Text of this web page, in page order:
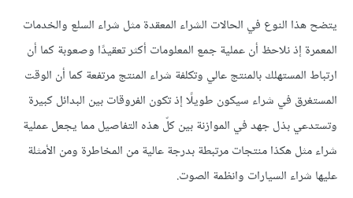
يتضح هذا النوع في الحالات الشراء المعقدة مثل شراء السلع والخدمات
المعمرة إذ نلاحظ أن عملية جمع المعلومات أكثر تعقيدًا وصعوبة كما أن
ارتباط المستهلك بالمنتج عالي وتكلفة شراء المنتج مرتفعة كما أن الوقت
المستغرق في شراء سيكون طويلًا إذ تكون الفروقات بين البدائل كبيرة
وتستدعي بذل جهد في الموازنة بين كلّ هذه التفاصيل مما يجعل عملية
شراء مثل هكذا منتجات مرتبطة بدرجة عالية من المخاطرة ومن الأمثلة
عليها شراء السيارات وانظمة الصوت.